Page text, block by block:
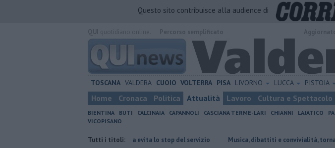
Questo sito contribuisce alla audience di
TOSCANA VALDERA CUOIO VOLTERRA PISA LIVORNO LUCCA PISTOIA
Home Cronaca Politica Attualità Lavoro Cultura e Spettacolo
BIENTINA BUTI CALCINAIA CAPANNOLI CASCIANA TERME-LARI CHIANNI LAJATICO
VICOPISANO
Tutti i titoli:
Bus, la Provincia evita lo stop del servizio Musica, dibattiti e convivialità, torna la Festa